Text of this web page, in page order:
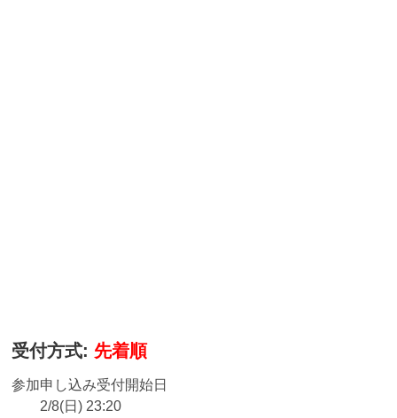
受付方式: 先着順
参加申し込み受付開始日
2/8(日) 23:20